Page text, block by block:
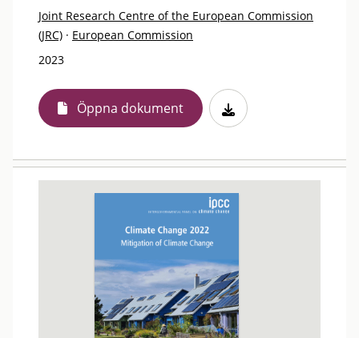
Joint Research Centre of the European Commission
(JRC) · European Commission
2023
Öppna dokument